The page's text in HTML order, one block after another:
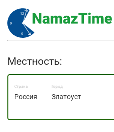
Местность:
Страна
Россия
Город
Златоуст